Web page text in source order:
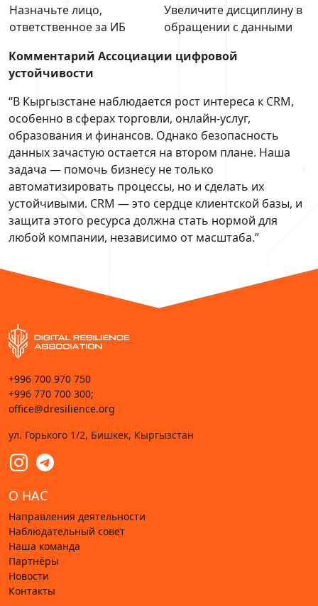
Назначьте лицо,
ответственное за ИБ
Увеличите дисциплину в
обращении с данными
Комментарий Ассоциации цифровой
устойчивости
“В Кыргызстане наблюдается рост интереса к CRM,
особенно в сферах торговли, онлайн-услуг,
образования и финансов. Однако безопасность
данных зачастую остается на втором плане. Наша
задача — помочь бизнесу не только
автоматизировать процессы, но и сделать их
устойчивыми. CRM — это сердце клиентской базы, и
защита этого ресурса должна стать нормой для
любой компании, независимо от масштаба.”
+996 700 970 750
+996 770 700 300;
office@dresilience.org
ул. Горького 1/2, Бишкек, Кыргызстан
О НАС
Направления деятельности
Наблюдательный совет
Наша команда
Партнёры
Новости
Контакты